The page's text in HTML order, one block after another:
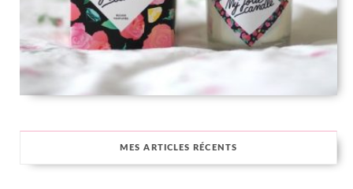
MES ARTICLES RÉCENTS